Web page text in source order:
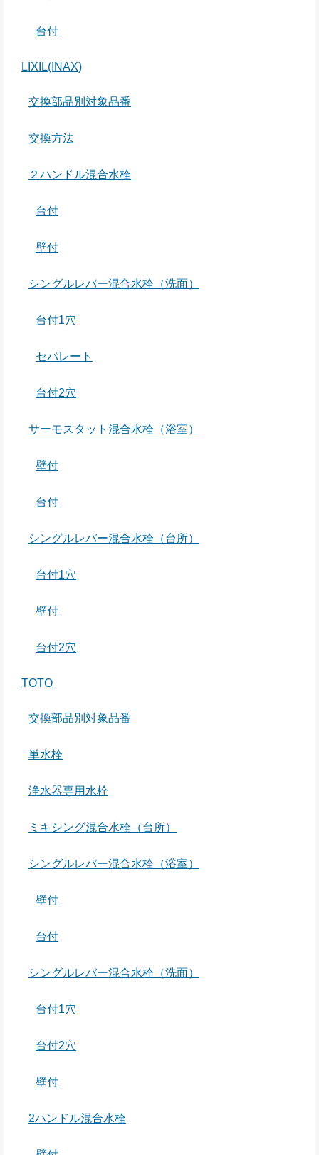
台付
LIXIL(INAX)
交換部品別対象品番
交換方法
２ハンドル混合水栓
台付
壁付
シングルレバー混合水栓（洗面）
台付1穴
セパレート
台付2穴
サーモスタット混合水栓（浴室）
壁付
台付
シングルレバー混合水栓（台所）
台付1穴
壁付
台付2穴
TOTO
交換部品別対象品番
単水栓
浄水器専用水栓
ミキシング混合水栓（台所）
シングルレバー混合水栓（浴室）
壁付
台付
シングルレバー混合水栓（洗面）
台付1穴
台付2穴
壁付
2ハンドル混合水栓